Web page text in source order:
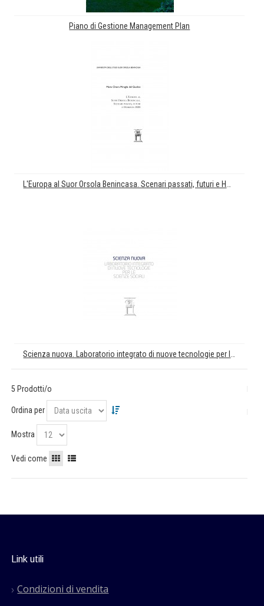
Piano di Gestione Management Plan
5 Prodotti/o
Ordina per
Mostra
Vedi come
Link utili
Condizioni di vendita